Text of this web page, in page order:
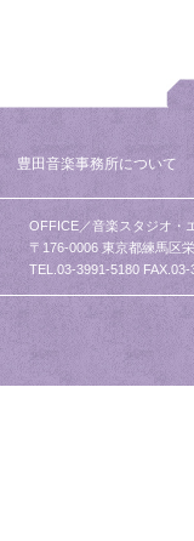
豊田音楽事務所について
OFFICE／音楽スタジオ・
〒176-0006 東京都練馬区
TEL.03-3991-5180 FAX.03-